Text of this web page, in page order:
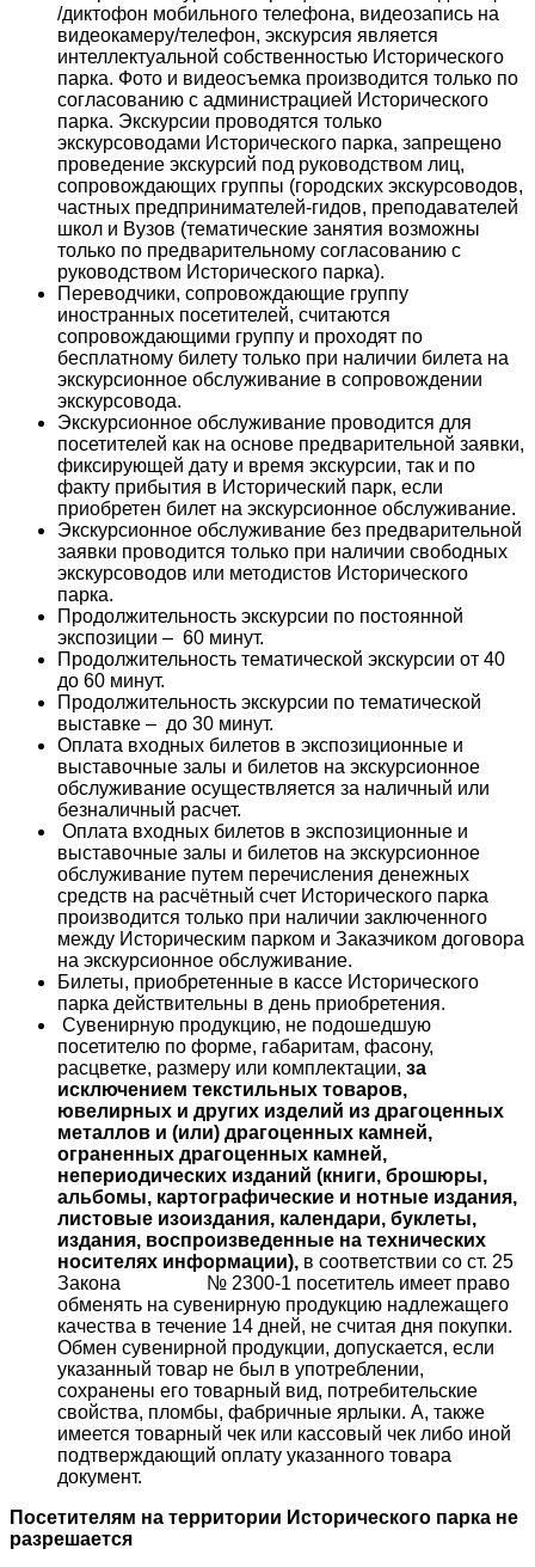
/диктофон мобильного телефона, видеозапись на
видеокамеру/телефон, экскурсия является
интеллектуальной собственностью Исторического
парка. Фото и видеосъемка производится только по
согласованию с администрацией Исторического
парка. Экскурсии проводятся только
экскурсоводами Исторического парка, запрещено
проведение экскурсий под руководством лиц,
сопровождающих группы (городских экскурсоводов,
частных предпринимателей-гидов, преподавателей
школ и Вузов (тематические занятия возможны
только по предварительному согласованию с
руководством Исторического парка).
Переводчики, сопровождающие группу
иностранных посетителей, считаются
сопровождающими группу и проходят по
бесплатному билету только при наличии билета на
экскурсионное обслуживание в сопровождении
экскурсовода.
Экскурсионное обслуживание проводится для
посетителей как на основе предварительной заявки,
фиксирующей дату и время экскурсии, так и по
факту прибытия в Исторический парк, если
приобретен билет на экскурсионное обслуживание.
Экскурсионное обслуживание без предварительной
заявки проводится только при наличии свободных
экскурсоводов или методистов Исторического
парка.
Продолжительность экскурсии по постоянной
экспозиции – 60 минут.
Продолжительность тематической экскурсии от 40
до 60 минут.
Продолжительность экскурсии по тематической
выставке – до 30 минут.
Оплата входных билетов в экспозиционные и
выставочные залы и билетов на экскурсионное
обслуживание осуществляется за наличный или
безналичный расчет.
Оплата входных билетов в экспозиционные и
выставочные залы и билетов на экскурсионное
обслуживание путем перечисления денежных
средств на расчётный счет Исторического парка
производится только при наличии заключенного
между Историческим парком и Заказчиком договора
на экскурсионное обслуживание.
Билеты, приобретенные в кассе Исторического
парка действительны в день приобретения.
Сувенирную продукцию, не подошедшую
посетителю по форме, габаритам, фасону,
расцветке, размеру или комплектации, за
исключением текстильных товаров,
ювелирных и других изделий из драгоценных
металлов и (или) драгоценных камней,
ограненных драгоценных камней,
непериодических изданий (книги, брошюры,
альбомы, картографические и нотные издания,
листовые изоиздания, календари, буклеты,
издания, воспроизведенные на технических
носителях информации), в соответствии со ст. 25
Закона № 2300-1 посетитель имеет право
обменять на сувенирную продукцию надлежащего
качества в течение 14 дней, не считая дня покупки.
Обмен сувенирной продукции, допускается, если
указанный товар не был в употреблении,
сохранены его товарный вид, потребительские
свойства, пломбы, фабричные ярлыки. А, также
имеется товарный чек или кассовый чек либо иной
подтверждающий оплату указанного товара
документ.
Посетителям на территории Исторического парка не
разрешается